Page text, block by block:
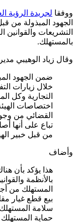
ووفقا لجريدة الرؤية
الجهود المبذولة
التشريعات والقوانين
بالمستهلك.
وقال زياد الوهيبي
ضمن الجهود
خلال زيارات
التجارية وكل
اختصاصات
القضائي من
تباع على أنها
من قبل خبير
وأضاف
هذا يؤكد بأن
بالأنظمة
المستهلك من
بيع قطع غيار